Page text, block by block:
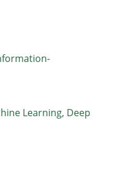
Learning, Deep